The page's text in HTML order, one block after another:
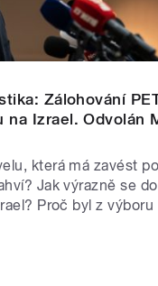
Zálohování
na Izrael. Odvolán
která má zavést
Jak výrazně se
Proč byl z výboru